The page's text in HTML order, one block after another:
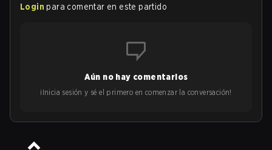
Login para comentar en este partido
Aún no hay comentarios
¡Inicia sesión y sé el primero en comenzar la conversación!